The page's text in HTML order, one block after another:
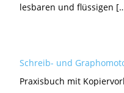
lesbaren und flüssigen
Schreib- und
Praxisbuch mit